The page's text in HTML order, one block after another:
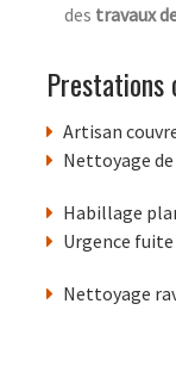
des travaux
Prestations
Artisan
Nettoyage
Habillage
Urgence
Nettoyage